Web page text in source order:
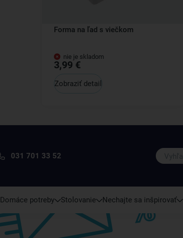
Forma na ľad s viečkom
nie je skladom
3,99 €
Zobraziť detail
031 701 33 52
Domáce potreby Stolovanie Nechajte sa inšpirovať